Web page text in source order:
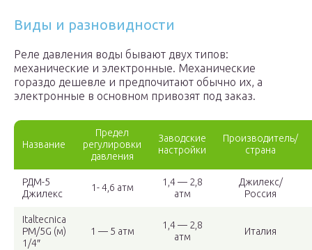
Виды и разновидности
Реле давления воды бывают двух типов:
механические и электронные. Механические
гораздо дешевле и предпочитают обычно их, а
электронные в основном привозят под заказ.
Название
Предел
регулировки
давления
Заводские
настройки
Производитель/
страна
РДМ-5
Джилекс
1- 4,6 атм
1,4 — 2,8
атм
Джилекс/
Россия
Italtecnica
РМ/5G (м)
1/4″
1 — 5 атм
1,4 — 2,8
атм
Италия